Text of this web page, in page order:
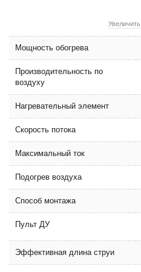
Увеличить
Мощность обогрева
Производительность по
воздуху
Нагревательный элемент
Скорость потока
Максимальный ток
Подогрев воздуха
Способ монтажа
Пульт ДУ
Эффективная длина струи